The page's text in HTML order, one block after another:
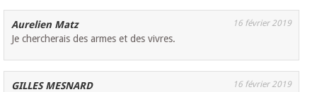
Aurelien Matz 16 février 2019
Je chercherais des armes et des vivres.
GILLES MESNARD 16 février 2019